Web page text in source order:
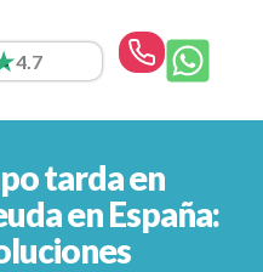
4.7
tarda en
en España: